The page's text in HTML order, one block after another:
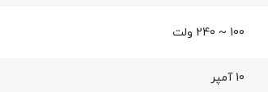
100 ~ 240 ولت
10 آمپر